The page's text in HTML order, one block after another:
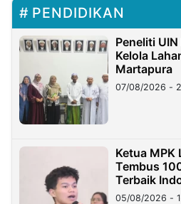
PENDIDIKAN
Peneliti
Kelola
Martapura
07/08/2026 -
Ketua MPK
Tembus
Terbaik
05/08/2026 -